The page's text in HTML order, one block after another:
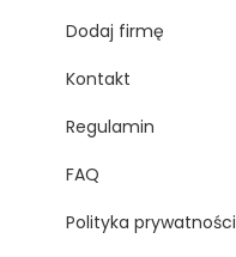
Dodaj firmę
Kontakt
Regulamin
FAQ
Polityka prywatności